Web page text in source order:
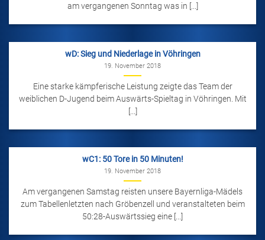
am vergangenen Sonntag was in [...]
wD: Sieg und Niederlage in Vöhringen
19. November 2018
Eine starke kämpferische Leistung zeigte das Team der
weiblichen D-Jugend beim Auswärts-Spieltag in Vöhringen. Mit
[...]
wC1: 50 Tore in 50 Minuten!
19. November 2018
Am vergangenen Samstag reisten unsere Bayernliga-Mädels
zum Tabellenletzten nach Gröbenzell und veranstalteten beim
50:28-Auswärtssieg eine [...]